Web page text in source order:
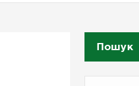
Пошук